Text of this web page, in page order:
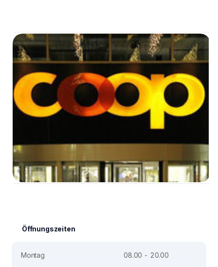
Öffnungszeiten
Montag
08.00 - 20.00